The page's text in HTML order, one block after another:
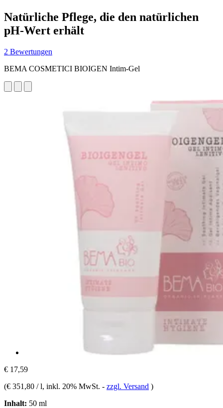
Natürliche Pflege, die den natürlichen
pH-Wert erhält
2 Bewertungen
BEMA COSMETICI BIOIGEN Intim-Gel
€ 17,59
(€ 351,80 / l, inkl. 20% MwSt. - zzgl. Versand )
Inhalt: 50 ml